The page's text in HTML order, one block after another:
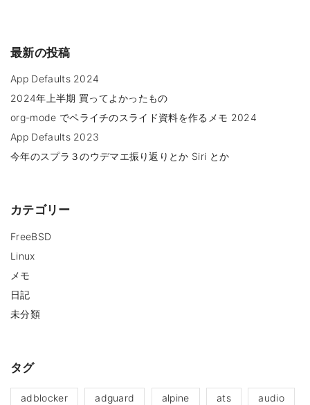
最新の投稿
App Defaults 2024
2024年上半期 買ってよかったもの
org-mode でペライチのスライド資料を作るメモ 2024
App Defaults 2023
今年のスプラ３のウデマエ振り返りとか Siri とか
カテゴリー
FreeBSD
Linux
メモ
日記
未分類
タグ
adblocker adguard alpine ats audio